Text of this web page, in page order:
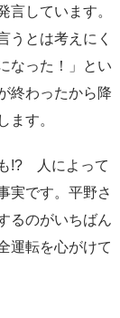
しています。
うとは考えにく
なった！」とい
終わったから降
ます。
!? 人によって
実です。平野さ
るのがいちばん
運転を心がけて